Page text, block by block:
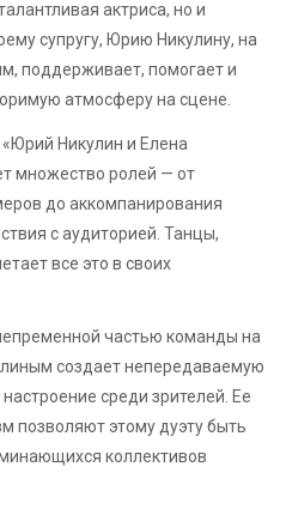
актриса, но и
супругу, Юрию Никулину, на
поддерживает, помогает и
атмосферу на сцене.
Никулин и Елена
множество ролей — от
до аккомпанирования
с аудиторией. Танцы,
все это в своих
частью команды на
создает непередаваемую
среди зрителей. Ее
позволяют этому дуэту быть
коллективов